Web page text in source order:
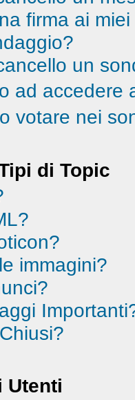
firma ai
un
ad accedere
votare nei
di Topic
immagini?
Utenti